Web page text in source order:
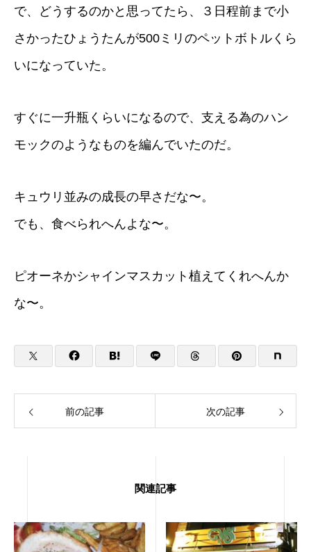
で、どうするのかと思ってたら、３日程前まで小
さかったひょうたんが500ミリのペットボトルくら
いになっていた。
すぐに一升瓶くらいになるので、支える為のハン
モックのようなものを編んでいたのだ。
キュウリ並みの成長の早さだな〜。
でも、食べられへんよな〜。
ピオーネかシャインマスカット植えてくれへんか
な〜。
前の記事 次の記事
関連記事